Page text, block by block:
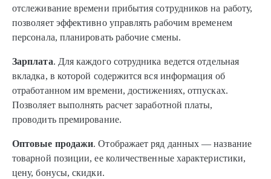
отслеживание времени прибытия сотрудников на работу,
позволяет эффективно управлять рабочим временем
персонала, планировать рабочие смены.
Зарплата. Для каждого сотрудника ведется отдельная
вкладка, в которой содержится вся информация об
отработанном им времени, достижениях, отпусках.
Позволяет выполнять расчет заработной платы,
проводить премирование.
Оптовые продажи. Отображает ряд данных — название
товарной позиции, ее количественные характеристики,
цену, бонусы, скидки.